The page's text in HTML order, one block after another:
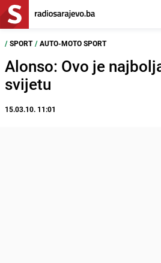
/ SPORT / AUTO-MOTO SPORT
Alonso: Ovo je
svijetu
15.03.10. 11:01